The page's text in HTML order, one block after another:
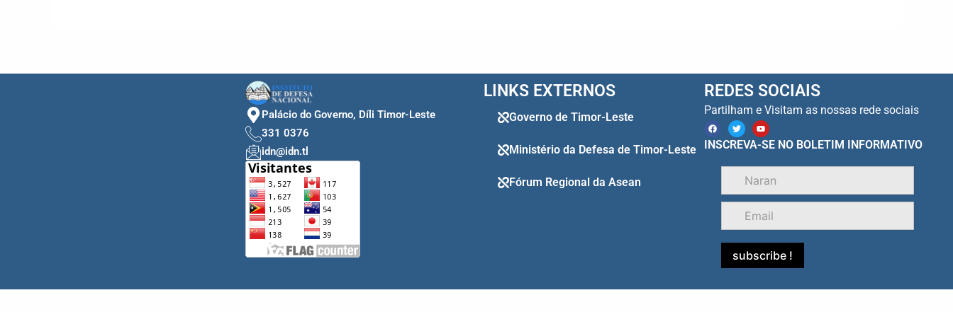
Palácio do Governo, Díli Timor-Leste
331 0376
idn@idn.tl
LINKS EXTERNOS
Governo de Timor-Leste
Ministério da Defesa de Timor-Leste
Fórum Regional da Asean
REDES SOCIAIS
Partilham e Visitam as nossas rede sociais
F
a
c
e
T
w
i
t
e
Y
o
u
t
b
INSCREVA-SE NO BOLETIM INFORMATIVO